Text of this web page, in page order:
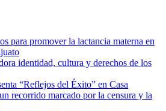
para promover la lactancia materna en
identidad, cultura y derechos de los
“Reflejos del Éxito” en Casa
recorrido marcado por la censura y la